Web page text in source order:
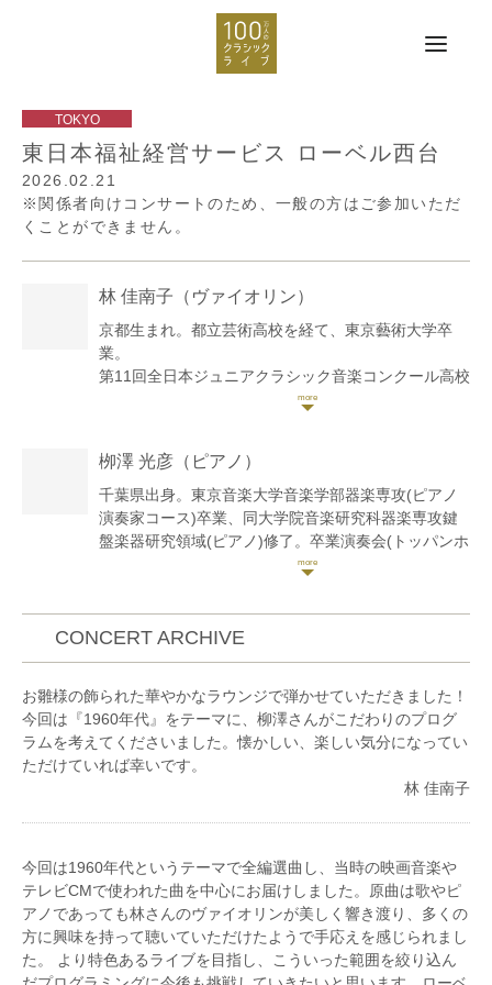
東日本福祉経営サービス ローベル西台
2026.02.21
※関係者向けコンサートのため、一般の方はご参加いただ
くことができません。
林 佳南子 （ヴァイオリン）
京都生まれ。都立芸術高校を経て、東京藝術大学卒
業。
第11回全日本ジュニアクラシック音楽コンクール高校
生部門第1位。第13回同コンクール弦楽器の部大学生
ロ・室内楽で自主演奏会も行う。
これまでに小室由利恵、保井頌子、若林暢、澤和樹、
野口千代光、小森谷巧の各氏に師事。
兵庫芸術文化センター管弦楽団コアメンバー、大阪フ
ィルハーモニー交響楽団ヴァイオリン奏者、神奈川フ
栁澤 光彦 （ピアノ）
千葉県出身。東京音楽大学音楽学部器楽専攻(ピアノ
演奏家コース)卒業、同大学院音楽研究科器楽専攻鍵
盤楽器研究領域(ピアノ)修了。卒業演奏会(トッパンホ
ール)及び日本ピアノ調律師協会主催新人演奏会(東京
ル大学音楽学部にて、全額給付奨学金を得て2年間の
研鑚を積みディプロマを取得。これまでにピアノを猶
の著名なピアニストからも指導を受ける。
日本演奏家コンクール第1位、宝塚ベガ音楽コンクー
ル第5位、クレインマン・ピアノコンペティション第1
位。かずさアカデミア音楽コンクールでは第3位入賞
と共に翌年の入賞者演奏会にて山下一史指揮・ニュー
本格的なリサイタル、トーク付きコンサート、お昼の
サロンコンサートなど、様々なスタイルと多彩なプロ
グラムにて、ソロの演奏会を年数回のペースで継続的
に開催。
アンサンブルピアニストとしても特に声楽伴奏の分野
CONCERT ARCHIVE
お雛様の飾られた華やかなラウンジで弾かせていただきました！
今回は『1960年代』をテーマに、柳澤さんがこだわりのプログ
ラムを考えてくださいました。懐かしい、楽しい気分になってい
ただけていれば幸いです。
林 佳南子
今回は1960年代というテーマで全編選曲し、当時の映画音楽や
テレビCMで使われた曲を中心にお届けしました。原曲は歌やピ
アノであっても林さんのヴァイオリンが美しく響き渡り、多くの
方に興味を持って聴いていただけたようで手応えを感じられまし
た。 より特色あるライブを目指し、こういった範囲を絞り込ん